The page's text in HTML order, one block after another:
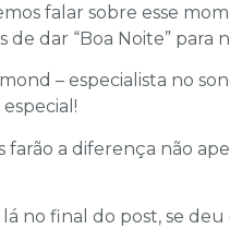
falar sobre esse
dar “Boa Noite” para
– especialista no
farão a diferença não
no final do post, se deu